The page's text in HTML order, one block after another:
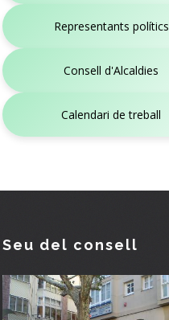
Representants polítics
Consell d'Alcaldies
Calendari de treball
Seu del consell